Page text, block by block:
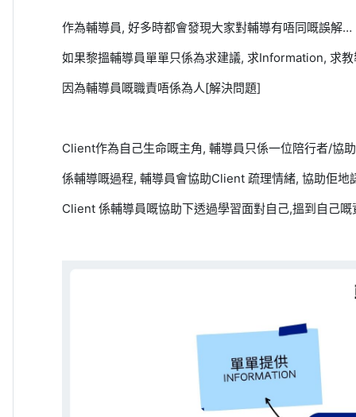
作為輔導員, 好多時都會發現大家對輔導有唔同嘅誤解…
如果黎搵輔導員單單只係為求建議, 求Information, 求
因為輔導員嘅職責唔係為人[解決問題]
Client作為自己生命嘅主角, 輔導員只係一位陪行者/協
係輔導嘅過程, 輔導員會協助Client 疏理情緒, 協助佢地
Client 係輔導員嘅協助下透過學習面對自己,搵到自己嘅